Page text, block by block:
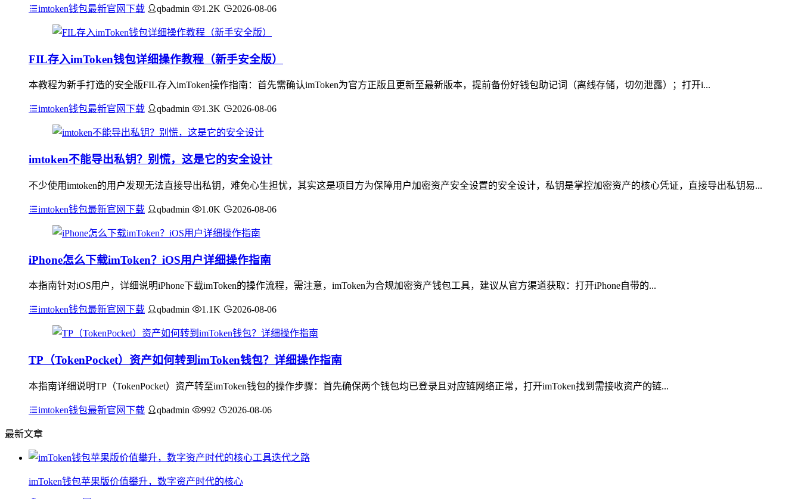
imtoken钱包最新官网下载 qbadmin 1.2K 2026-08-06
FIL存入imToken钱包详细操作教程（新手安全版）
本教程为新手打造的安全版FIL存入imToken操作指南：首先需确认imToken为官方正版且更新至最新版本，提前备份好钱包助记词（离线存储，切勿泄露）；打开i...
imtoken钱包最新官网下载 qbadmin 1.3K 2026-08-06
imtoken不能导出私钥？别慌，这是它的安全设计
不少使用imtoken的用户发现无法直接导出私钥，难免心生担忧，其实这是项目方为保障用户加密资产安全设置的安全设计，私钥是掌控加密资产的核心凭证，直接导出私钥易...
imtoken钱包最新官网下载 qbadmin 1.0K 2026-08-06
iPhone怎么下载imToken？iOS用户详细操作指南
本指南针对iOS用户，详细说明iPhone下载imToken的操作流程，需注意，imToken为合规加密资产钱包工具，建议从官方渠道获取：打开iPhone自带的...
imtoken钱包最新官网下载 qbadmin 1.1K 2026-08-06
TP（TokenPocket）资产如何转到imToken钱包？详细操作指南
本指南详细说明TP（TokenPocket）资产转至imToken钱包的操作步骤：首先确保两个钱包均已登录且对应链网络正常，打开imToken找到需接收资产的链...
imtoken钱包最新官网下载 qbadmin 992 2026-08-06
最新文章
imToken钱包苹果版价值攀升，数字资产时代的核心